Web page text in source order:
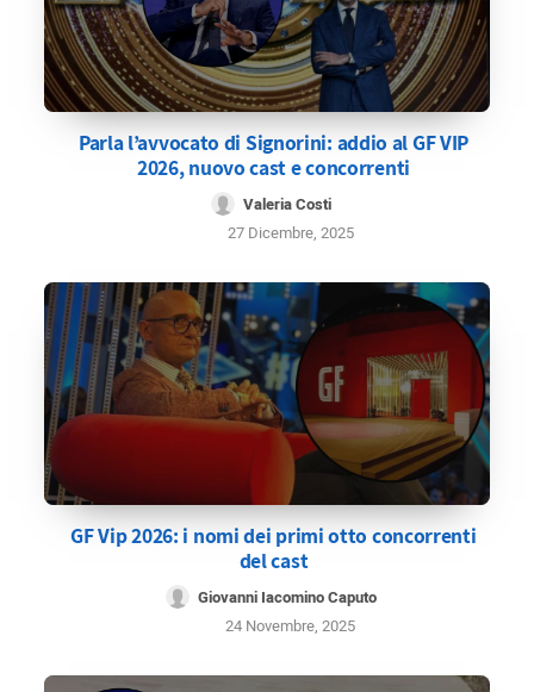
Parla l’avvocato di Signorini: addio al GF VIP
2026, nuovo cast e concorrenti
Valeria Costi
27 Dicembre, 2025
GF Vip 2026: i nomi dei primi otto concorrenti
del cast
Giovanni Iacomino Caputo
24 Novembre, 2025